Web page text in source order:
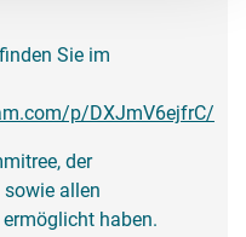
Sie im
p/DXJmV6ejfrC/
der
allen
haben.